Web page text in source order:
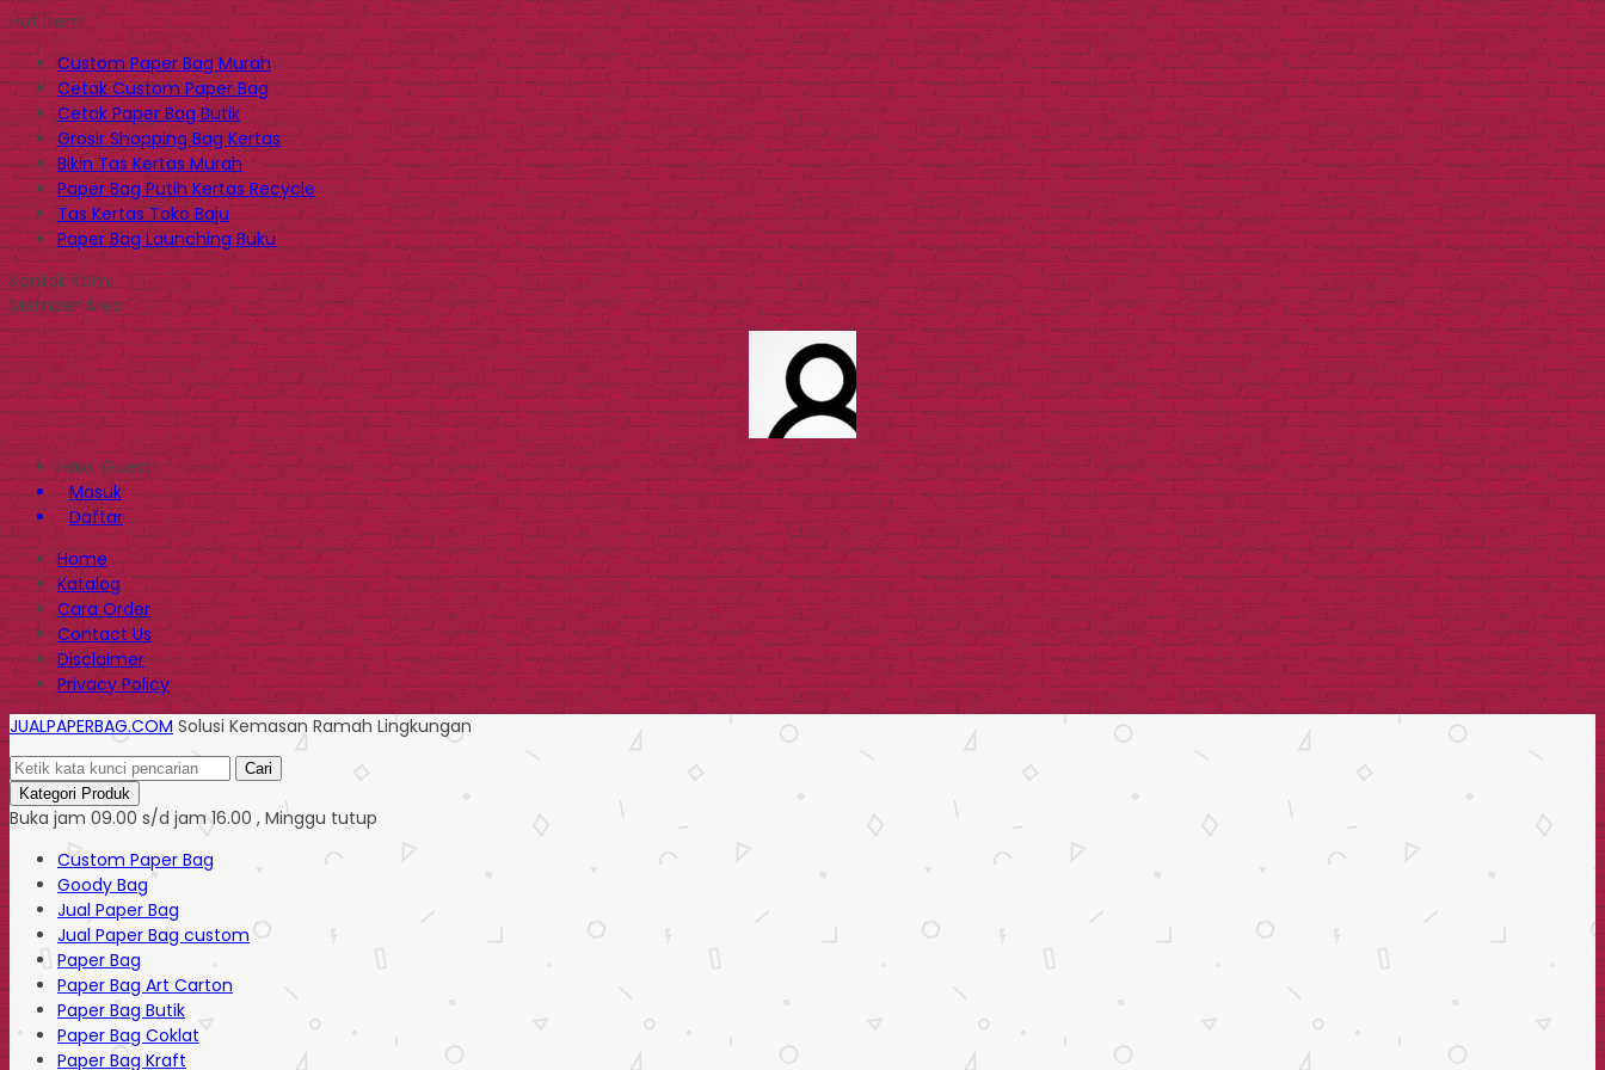
Hot Item
Custom Paper Bag Murah
Cetak Custom Paper Bag
Cetak Paper Bag Butik
Grosir Shopping Bag Kertas
Bikin Tas Kertas Murah
Paper Bag Putih Kertas Recycle
Tas Kertas Toko Baju
Paper Bag Launching Buku
Kontak Kami
Member Area
Halo, Guest!
Masuk
Daftar
Home
Katalog
Cara Order
Contact Us
Disclaimer
Privacy Policy
JUALPAPERBAG.COM Solusi Kemasan Ramah Lingkungan
Cari
Kategori Produk
Buka jam 09.00 s/d jam 16.00 , Minggu tutup
Custom Paper Bag
Goody Bag
Jual Paper Bag
Jual Paper Bag custom
Paper Bag
Paper Bag Art Carton
Paper Bag Butik
Paper Bag Coklat
Paper Bag Kraft